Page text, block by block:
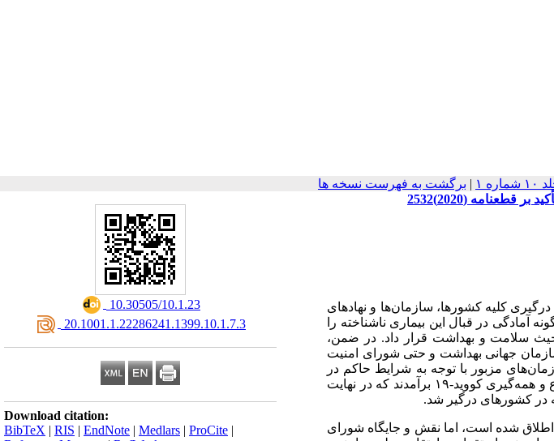
شماره ۱ | برگشت به فهرست نسخه ها
‎ 10.30505/10.1.23
‎ 20.1001.1.22286241.1399.10.1.7.3
Download citation:
BibTeX | RIS | EndNote | Medlars | ProCite |
که ضمن درگیری کلیه کشورها، سازمان‌ها و نهادهای
آمادگی در قبال این بیماری ناشناخته را
حیث سلامت و بهداشت قرار داد. در ضمن،
جهانی بهداشت و حتی شورای امنیت
مزبور با توجه به شرایط حاکم در
جامعه بین‌المللی درصدد اتخاذ سیاست‌هایی برای حفظ جان انسان‌ها و مقابله با تهدیدهای ناشی از شیوع و همه‌گیری کووید-۱۹ برآمدند که در نهایت
صلح و امنیت بین‌المللی اطلاق شده است، اما نقش و جایگاه شورای